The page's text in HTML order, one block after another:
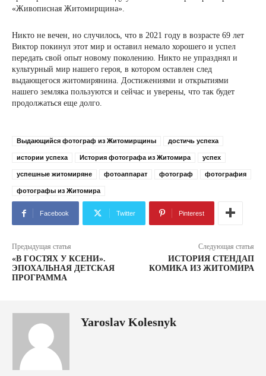
«Живописная Житомирщина».
Никто не вечен, но случилось, что в 2021 году в возрасте 69 лет
Виктор покинул этот мир и оставил немало хорошего и успел
передать свой опыт новому поколению. Никто не упразднял и
культурный мир нашего героя, в котором оставлен след
выдающегося житомирянина. Достижениями и открытиями
нашего земляка пользуются и сейчас и уверены, что так будет
продолжаться еще долго.
Выдающийся фотограф из Житомирщины достичь успеха
истории успеха История фотографа из Житомира успех
успешные житомиряне фотоаппарат фотограф фотография
фотографы из Житомира
Facebook Twitter Pinterest
Предыдущая статья
«В ГОСТЯХ У КСЕНИ».
ЭПОХАЛЬНАЯ ДЕТСКАЯ
ПРОГРАММА
Следующая статья
ИСТОРИЯ СТЕНДАП
КОМИКА ИЗ ЖИТОМИРА
Yaroslav Kolesnyk